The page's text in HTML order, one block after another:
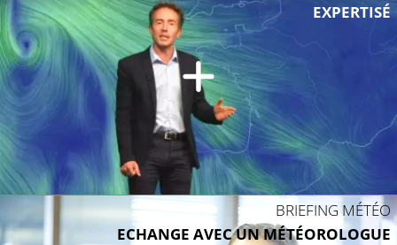
EXPERTISÉ
BRIEFING MÉTÉO
ECHANGE AVEC UN MÉTÉOROLOGUE